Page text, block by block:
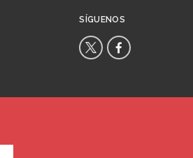
SÍGUENOS